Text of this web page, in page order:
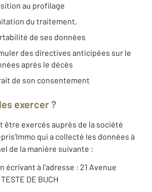
au profilage
du traitement,
de ses données
des directives anticipées sur le
après le décès
de son consentement
exercer ?
être exercés auprès de la société
qui a collecté les données à
de la manière suivante :
écrivant à l’adresse : 21 Avenue
DE BUCH